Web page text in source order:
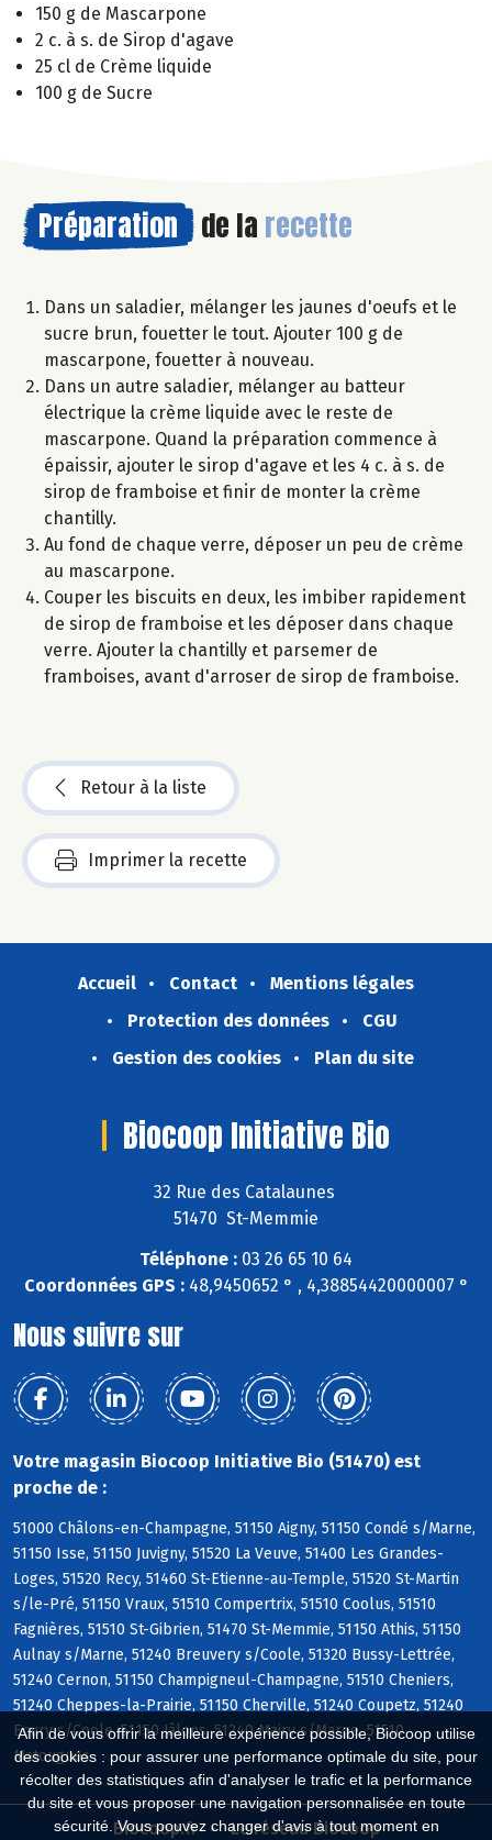
Afin de vous offrir la meilleure expérience possible, Biocoop utilise
des cookies : pour assurer une performance optimale du site, pour
récolter des statistiques afin d'analyser le trafic et la performance
du site et vous proposer une navigation personnalisée en toute
sécurité. Vous pouvez changer d'avis à tout moment en
150 g de Mascarpone
2 c. à s. de Sirop d'agave
25 cl de Crème liquide
100 g de Sucre
Préparation de la recette
Dans un saladier, mélanger les jaunes d'oeufs et le
sucre brun, fouetter le tout. Ajouter 100 g de
mascarpone, fouetter à nouveau.
Dans un autre saladier, mélanger au batteur
électrique la crème liquide avec le reste de
mascarpone. Quand la préparation commence à
épaissir, ajouter le sirop d'agave et les 4 c. à s. de
sirop de framboise et finir de monter la crème
chantilly.
Au fond de chaque verre, déposer un peu de crème
au mascarpone.
Couper les biscuits en deux, les imbiber rapidement
de sirop de framboise et les déposer dans chaque
verre. Ajouter la chantilly et parsemer de
framboises, avant d'arroser de sirop de framboise.
Retour à la liste
Imprimer la recette
Accueil Contact
Mentions légales
Protection des données
CGU
Gestion des cookies
Plan du site
Biocoop Initiative Bio
32 Rue des Catalaunes
51470 St-Memmie
Téléphone : 03 26 65 10 64
Coordonnées GPS :48,9450652 ° , 4,38854420000007 °
Nous suivre sur
Votre magasin Biocoop Initiative Bio (51470) est
proche de :
51000 Châlons-en-Champagne, 51150 Aigny, 51150 Condé s/Marne,
51150 Isse, 51150 Juvigny, 51520 La Veuve, 51400 Les Grandes-
Loges, 51520 Recy, 51460 St-Etienne-au-Temple, 51520 St-Martin
s/le-Pré, 51150 Vraux, 51510 Compertrix, 51510 Coolus, 51510
Fagnières, 51510 St-Gibrien, 51470 St-Memmie, 51150 Athis, 51150
Aulnay s/Marne, 51240 Breuvery s/Coole, 51320 Bussy-Lettrée,
51240 Cernon, 51150 Champigneul-Champagne, 51510 Cheniers,
51240 Cheppes-la-Prairie, 51150 Cherville, 51240 Coupetz, 51240
Ecury s/Coole, 51150 Jâlons, 51240 Mairy s/Marne, 51510
Matougues
Biocoop.fr Le réseau Biocoop